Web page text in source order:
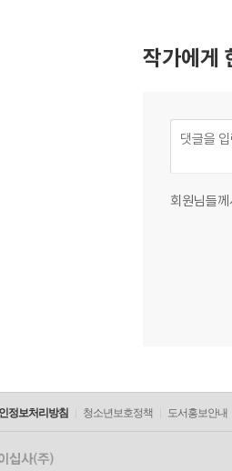
작가에게
회원님들
정보처리방침 청소년보호정책 도서홍보안내